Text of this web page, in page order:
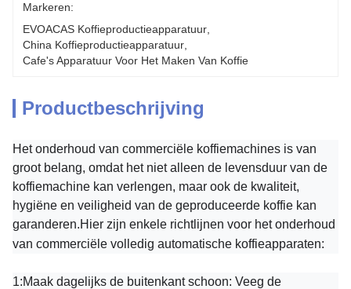
Markeren:
EVOACAS Koffieproductieapparatuur
China Koffieproductieapparatuur
Cafe's Apparatuur Voor Het Maken Van Koffie
Productbeschrijving
Het onderhoud van commerciële koffiemachines is van
groot belang, omdat het niet alleen de levensduur van de
koffiemachine kan verlengen, maar ook de kwaliteit,
hygiëne en veiligheid van de geproduceerde koffie kan
garanderen.Hier zijn enkele richtlijnen voor het onderhoud
van commerciële volledig automatische koffieapparaten:
1:Maak dagelijks de buitenkant schoon: Veeg de